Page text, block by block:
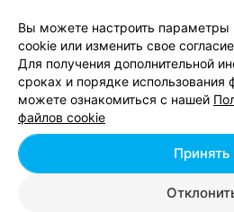
Добавить
Добавить
Вы можете настроить параметры
cookie или изменить свое
Для получения дополнительной
сроках и порядке использования
можете ознакомиться с нашей
файлов cookie
Принять